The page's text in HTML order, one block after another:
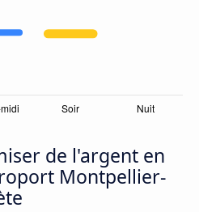
de l'argent en
Montpellier-